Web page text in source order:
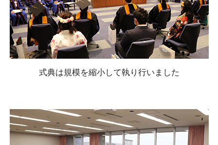
式典は規模を縮小して執り行いました